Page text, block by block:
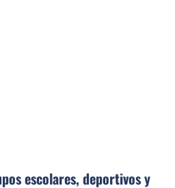
escolares, deportivos y